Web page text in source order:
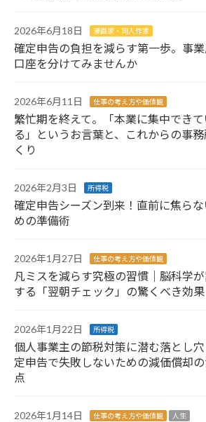
2026年6月18日 漫画家・同人作家
確定申告の負担を減らす第一歩。事
口座を分けてみませんか
2026年6月11日 仕事の考え方や価値観
繁忙期を終えて。「本業に集中できて
る」というお言葉と、これからの事
くり
2026年2月3日 所得税
確定申告シーズン到来！直前に焦らな
めの準備術
2026年1月27日 仕事の考え方や価値観
凡ミスを減らす究極の習慣｜脳科学
する「翌朝チェック」の驚くべき効果
2026年1月22日 所得税
個人事業主の節税対策に潜む落とし
定申告で失敗しないための減価償却
点
2026年1月14日 仕事の考え方や価値観 人生